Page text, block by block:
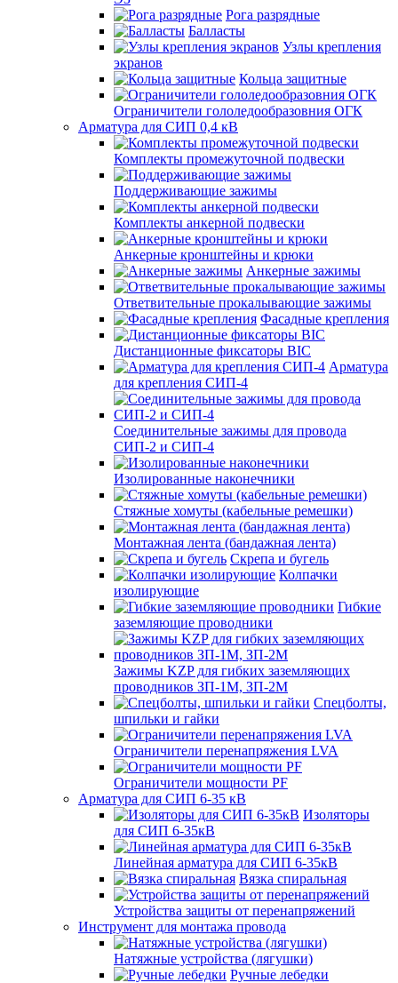
Рога разрядные
Балласты
Узлы крепления
экранов
Кольца защитные
Ограничители гололедообразовния ОГК
Арматура для СИП 0,4 кВ
Комплекты промежуточной подвески
Поддерживающие зажимы
Комплекты анкерной подвески
Анкерные кронштейны и крюки
Анкерные зажимы
Ответвительные прокалывающие зажимы
Фасадные крепления
Дистанционные фиксаторы BIC
Арматура
для крепления СИП-4
Соединительные зажимы для провода
СИП-2 и СИП-4
Изолированные наконечники
Стяжные хомуты (кабельные ремешки)
Монтажная лента (бандажная лента)
Скрепа и бугель
Колпачки
изолирующие
Гибкие
заземляющие проводники
Зажимы KZP для гибких заземляющих
проводников ЗП-1М, ЗП-2М
Спецболты,
шпильки и гайки
Ограничители перенапряжения LVA
Ограничители мощности PF
Арматура для СИП 6-35 кВ
Изоляторы
для СИП 6-35кВ
Линейная арматура для СИП 6-35кВ
Вязка спиральная
Устройства защиты от перенапряжений
Инструмент для монтажа провода
Натяжные устройства (лягушки)
Ручные лебедки